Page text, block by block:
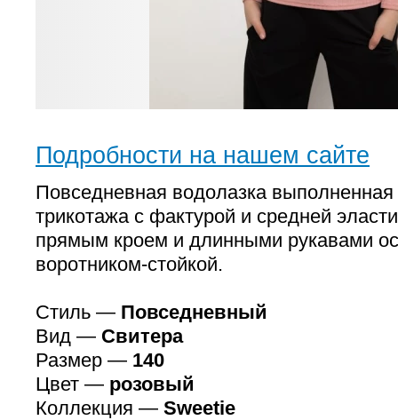
Подробности на нашем сайте
Повседневная водолазка выполненная
трикотажа с фактурой и средней
прямым кроем и длинными рукавами
воротником-стойкой.
Стиль — Повседневный
Вид — Свитера
Размер — 140
Цвет — розовый
Коллекция — Sweetie